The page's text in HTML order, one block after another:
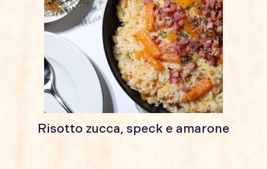
Risotto zucca, speck e amarone